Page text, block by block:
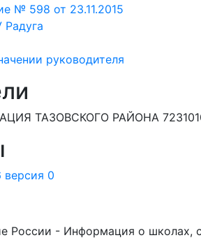
№ 598 от 23.11.2015
руководителя
ТАЗОВСКОГО РАЙОНА
0
России - Информация о школах,